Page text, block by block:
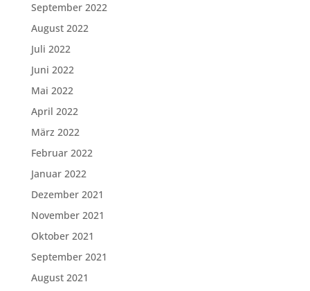
September 2022
August 2022
Juli 2022
Juni 2022
Mai 2022
April 2022
März 2022
Februar 2022
Januar 2022
Dezember 2021
November 2021
Oktober 2021
September 2021
August 2021